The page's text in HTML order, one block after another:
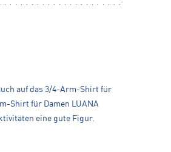
auf das 3/4-Arm-Shirt für
Shirt für Damen LUANA
eine gute Figur.